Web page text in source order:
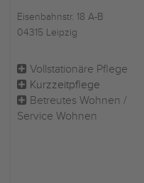
Eisenbahnstr. 18 A-B
04315 Leipzig
Vollstationäre Pflege
Kurzzeitpflege
Betreutes Wohnen /
Service Wohnen